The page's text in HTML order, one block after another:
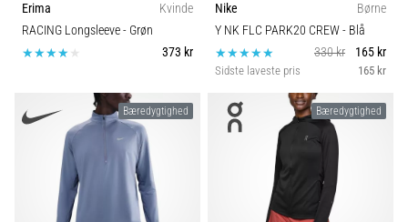
Erima
Kvinde
RACING Longsleeve- Grøn
373 kr
Nike
Børne
Y NK FLC PARK20 CREW- Blå
330 kr
165 kr
Sidste laveste pris 165 kr
Bæredygtighed Bæredygtighed